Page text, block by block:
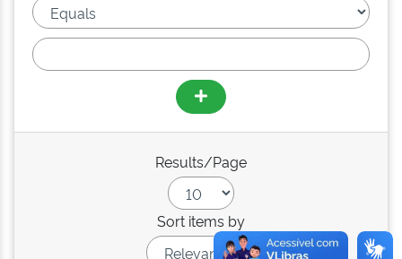
Results/Page
Sort items by